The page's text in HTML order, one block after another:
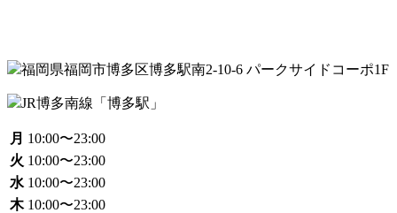
福岡県福岡市博多区博多駅南2-10-6 パークサイドコーポ1F
JR博多南線「博多駅」
月 10:00〜23:00
火 10:00〜23:00
水 10:00〜23:00
木 10:00〜23:00